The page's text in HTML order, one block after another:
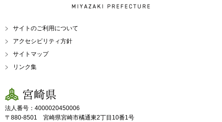
MIYAZAKI PREFECTURE
サイトのご利用について
アクセシビリティ方針
サイトマップ
リンク集
宮崎県
法人番号：4000020450006
〒880-8501 宮崎県宮崎市橘通東2丁目10番1号